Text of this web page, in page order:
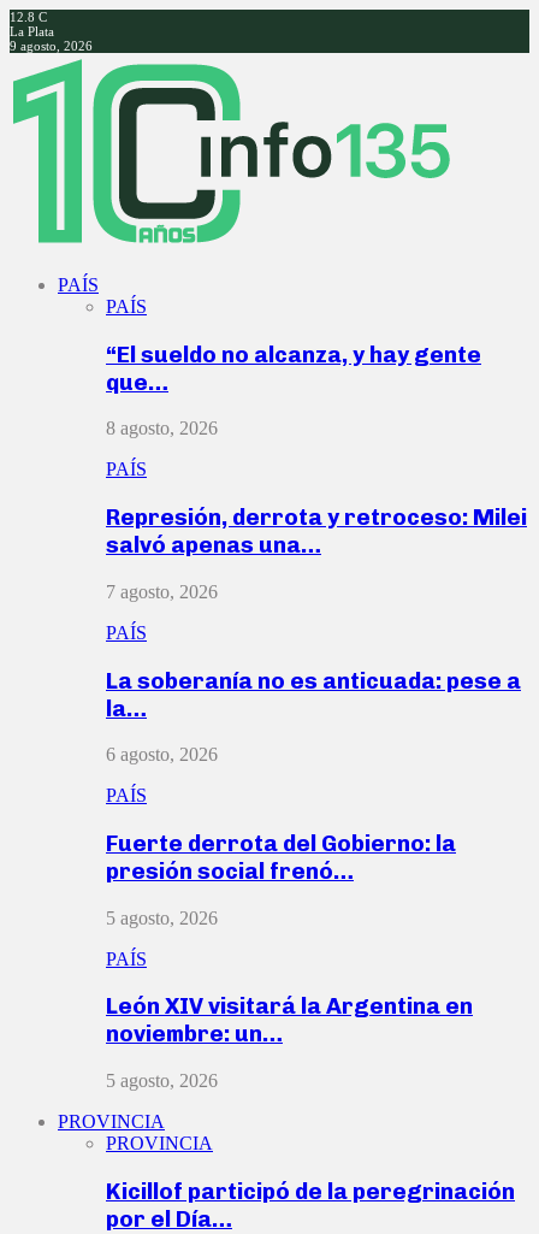
12.8 C
La Plata
9 agosto, 2026
Facebook
Twitter
Instagram
Youtube
PAÍS
PAÍS
“El sueldo no alcanza, y hay gente
que…
8 agosto, 2026
PAÍS
Represión, derrota y retroceso: Milei
salvó apenas una…
7 agosto, 2026
PAÍS
La soberanía no es anticuada: pese a
la…
6 agosto, 2026
PAÍS
Fuerte derrota del Gobierno: la
presión social frenó…
5 agosto, 2026
PAÍS
León XIV visitará la Argentina en
noviembre: un…
5 agosto, 2026
PROVINCIA
PROVINCIA
Kicillof participó de la peregrinación
por el Día…